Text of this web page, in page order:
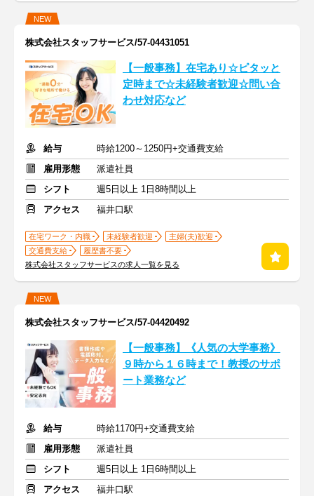
NEW
株式会社スタッフサービス/57-04431051
【一般事務】在宅あり☆ピタッと
定時まで☆未経験者歓迎☆問い合
わせ対応など
給与
時給1200～1250円+交通費支給
雇用形態
派遣社員
シフト
週5日以上 1日8時間以上
アクセス
福井口駅
在宅ワーク・内職 未経験者歓迎
主婦(夫)歓迎
交通費支給
履歴書不要
株式会社スタッフサービスの求人一覧を見る
NEW
株式会社スタッフサービス/57-04420492
【一般事務】《人気の大学事務》
９時から１６時まで！教授のサポ
ート業務など
給与
時給1170円+交通費支給
雇用形態
派遣社員
シフト
週5日以上 1日6時間以上
アクセス
福井口駅